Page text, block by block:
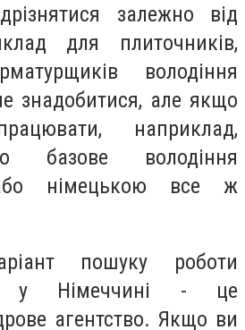
залежно від
для плиточників,
володіння
знадобитися, але якщо
наприклад,
базове володіння
німецькою все ж
пошуку роботи
у Німеччині - це
агентство. Якщо ви